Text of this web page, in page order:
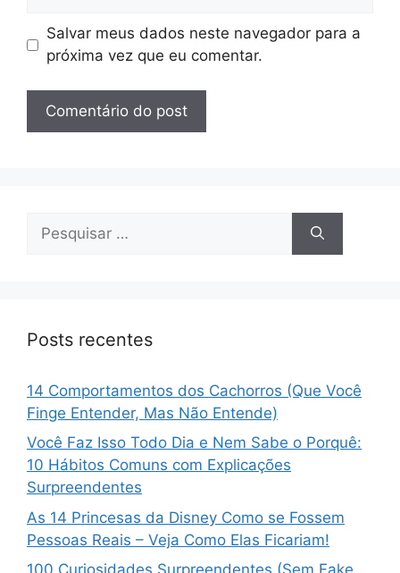
Salvar meus dados neste navegador para a
próxima vez que eu comentar.
por:
Posts recentes
14 Comportamentos dos Cachorros (Que Você
Finge Entender, Mas Não Entende)
Você Faz Isso Todo Dia e Nem Sabe o Porquê:
10 Hábitos Comuns com Explicações
Surpreendentes
As 14 Princesas da Disney Como se Fossem
Pessoas Reais – Veja Como Elas Ficariam!